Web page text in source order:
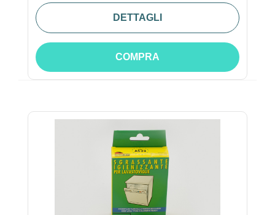
DETTAGLI
COMPRA